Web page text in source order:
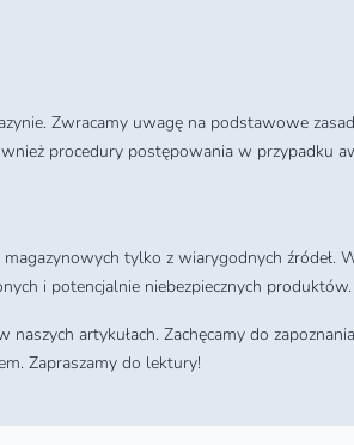
Zwracamy uwagę na podstawowe
procedury postępowania w przypadku
tylko z wiarygodnych źródeł.
i potencjalnie niebezpiecznych produktów.
artykułach. Zachęcamy do
Zapraszamy do lektury!